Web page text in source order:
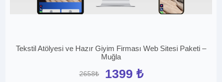
Tekstil Atölyesi ve Hazır Giyim Firması Web Sitesi Paketi –
Muğla
2658₺ 1399 ₺